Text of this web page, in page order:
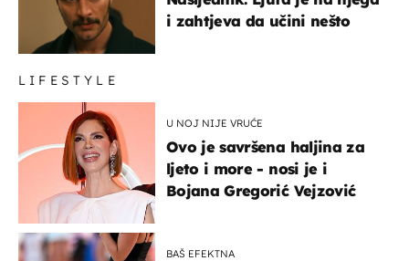
i zahtjeva da učini nešto
LIFESTYLE
U NOJ NIJE VRUĆE
Ovo je savršena haljina za
ljeto i more - nosi je i
Bojana Gregorić Vejzović
BAŠ EFEKTNA